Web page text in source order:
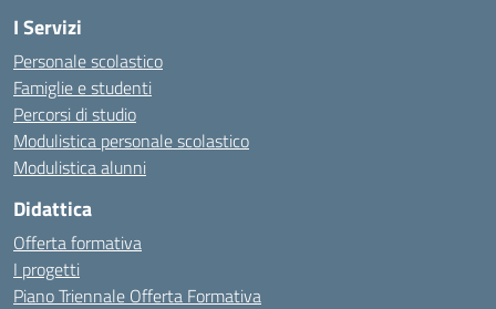
I Servizi
Personale scolastico
Famiglie e studenti
Percorsi di studio
Modulistica personale scolastico
Modulistica alunni
Didattica
Offerta formativa
I progetti
Piano Triennale Offerta Formativa